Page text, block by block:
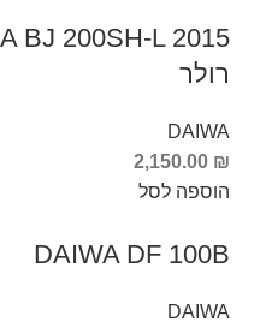
רולר
DAIWA
2,150.00 ₪
הוספה לסל
DAIWA DF 100B
DAIWA